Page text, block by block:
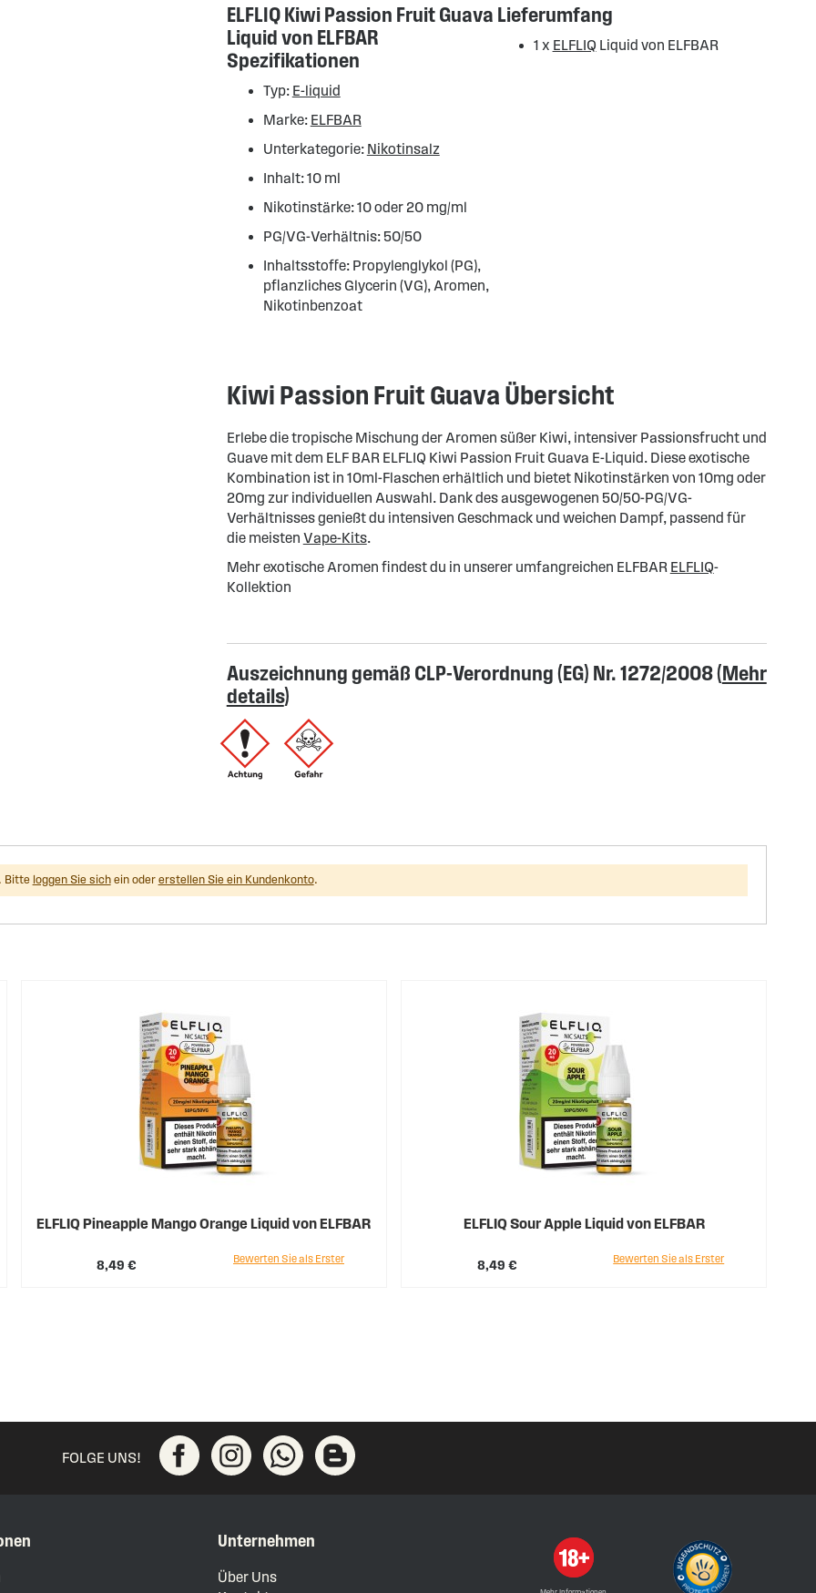
ELFLIQ Kiwi Passion Fruit Guava
Liquid von ELFBAR
Spezifikationen
Typ: E-liquid
Marke: ELFBAR
Unterkategorie: Nikotinsalz
Inhalt: 10 ml
Nikotinstärke: 10 oder 20 mg/ml
PG/VG-Verhältnis: 50/50
Inhaltsstoffe: Propylenglykol (PG),
pflanzliches Glycerin (VG), Aromen,
Nikotinbenzoat
Lieferumfang
1 x ELFLIQ Liquid von ELFBAR
Kiwi Passion Fruit Guava Übersicht
Erlebe die tropische Mischung der Aromen süßer Kiwi, intensiver Passionsfrucht und
Guave mit dem ELF BAR ELFLIQ Kiwi Passion Fruit Guava E-Liquid. Diese exotische
Kombination ist in 10ml-Flaschen erhältlich und bietet Nikotinstärken von 10mg oder
20mg zur individuellen Auswahl. Dank des ausgewogenen 50/50-PG/VG-
Verhältnisses genießt du intensiven Geschmack und weichen Dampf, passend für
die meisten Vape-Kits.
Mehr exotische Aromen findest du in unserer umfangreichen ELFBAR ELFLIQ-
Kollektion
Auszeichnung gemäß CLP-Verordnung (EG) Nr. 1272/2008 (Mehr
details)
Bitte loggen Sie sichein oder erstellen Sie ein Kundenkonto.
ELFLIQ Pineapple Mango Orange Liquid von ELFBAR
8,49 €
Bewerten Sie als Erster
ELFLIQ Sour Apple Liquid von ELFBAR
8,49 €
Bewerten Sie als Erster
FOLGE UNS!
Unternehmen
Über Uns